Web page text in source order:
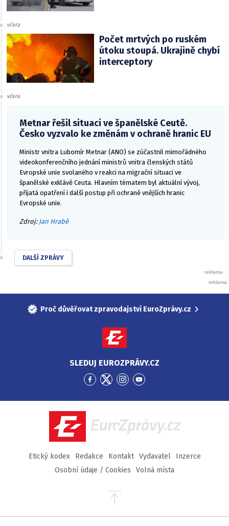
včera
Počet mrtvých po ruském
útoku stoupá. Ukrajině chybí
interceptory
včera
Metnar řešil situaci ve španělské Ceutě.
Česko vyzvalo ke změnám v ochraně hranic EU
Ministr vnitra Lubomír Metnar (ANO) se zúčastnil mimořádného
videokonferenčního jednání ministrů vnitra členských států
Evropské unie svolaného v reakci na migrační situaci ve
španělské exklávě Ceuta. Hlavním tématem byl aktuální vývoj,
přijatá opatření i další postup při ochraně vnějších hranic
Evropské unie.
Zdroj: Jan Hrabě
DALŠÍ ZPRÁVY
Proč důvěřovat zpravodajství EuroZprávy.cz
SLEDUJ EUROZPRÁVY.CZ
Přejít
Facebook
Přejít
Twitter
Přejít
Instagram
Přejít
YouTube
EuroZprávy.cz
Etický kodex Redakce Kontakt Vydavatel
Inzerce
Osobní údaje / Cookies
Volná místa
Přejít
stránky